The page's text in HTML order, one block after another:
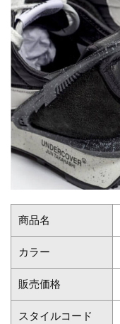
商品名
カラー
販売価格
スタイルコード